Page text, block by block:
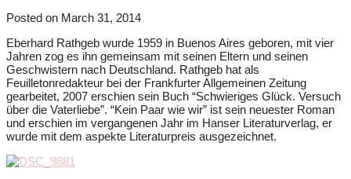
Posted on March 31, 2014
Eberhard Rathgeb wurde 1959 in Buenos Aires geboren, mit vier
Jahren zog es ihn gemeinsam mit seinen Eltern und seinen
Geschwistern nach Deutschland. Rathgeb hat als
Feuilletonredakteur bei der Frankfurter Allgemeinen Zeitung
gearbeitet, 2007 erschien sein Buch “Schwieriges Glück. Versuch
über die Vaterliebe”. “Kein Paar wie wir” ist sein neuester Roman
und erschien im vergangenen Jahr im Hanser Literaturverlag, er
wurde mit dem aspekte Literaturpreis ausgezeichnet.